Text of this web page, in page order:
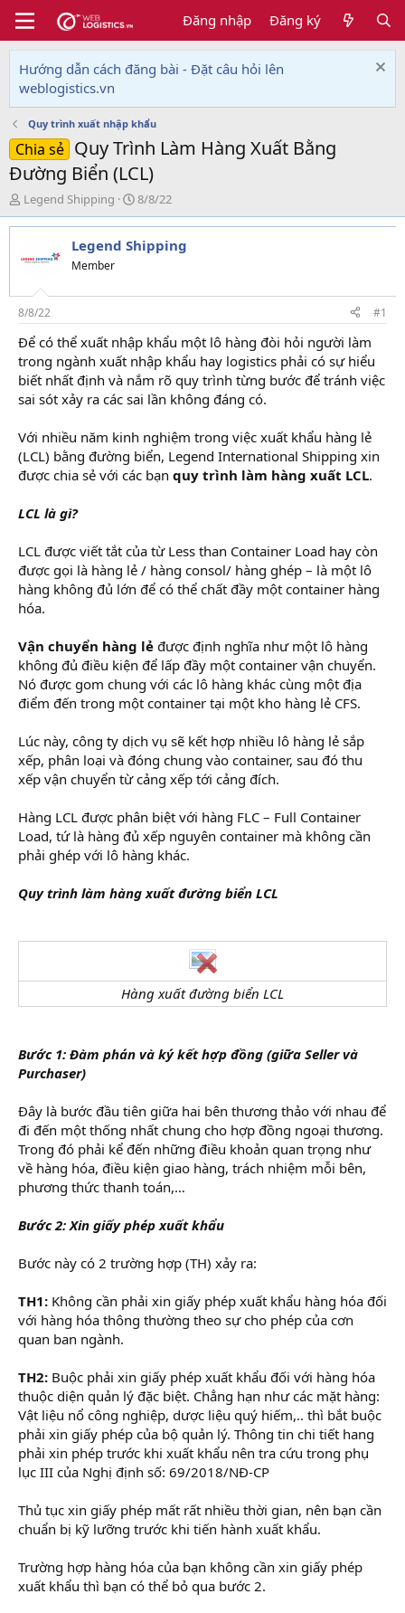
Đăng nhập Đăng ký
Hướng dẫn cách đăng bài - Đặt câu hỏi lên
weblogistics.vn
Quy trình xuất nhập khẩu
Chia sẻ Quy Trình Làm Hàng Xuất Bằng
Đường Biển (LCL)
T
h
r
a
s
t
a
r
t
e
r
Legend Shipping
N
g
à
y
i
8/8/22
Legend Shipping
Member
8/8/22 #1
Để có thể xuất nhập khẩu một lô hàng đòi hỏi người làm
trong ngành xuất nhập khẩu hay logistics phải có sự hiểu
biết nhất định và nắm rõ quy trình từng bước để tránh việc
sai sót xảy ra các sai lần không đáng có.
Với nhiều năm kinh nghiệm trong việc xuất khẩu hàng lẻ
(LCL) bằng đường biển, Legend International Shipping xin
được chia sẻ với các bạn quy trình làm hàng xuất LCL.
LCL là gì?
LCL được viết tắt của từ Less than Container Load hay còn
được gọi là hàng lẻ / hàng consol/ hàng ghép – là một lô
hàng không đủ lớn để có thể chất đầy một container hàng
hóa.
Vận chuyển hàng lẻ được định nghĩa như một lô hàng
không đủ điều kiện để lấp đầy một container vận chuyển.
Nó được gom chung với các lô hàng khác cùng một địa
điểm đến trong một container tại một kho hàng lẻ CFS.
Lúc này, công ty dịch vụ sẽ kết hợp nhiều lô hàng lẻ sắp
xếp, phân loại và đóng chung vào container, sau đó thu
xếp vận chuyển từ cảng xếp tới cảng đích.
Hàng LCL được phân biệt với hàng FLC – Full Container
Load, tứ là hàng đủ xếp nguyên container mà không cần
phải ghép với lô hàng khác.
Quy trình làm hàng xuất đường biển LCL
Hàng xuất đường biển LCL
Bước 1: Đàm phán và ký kết hợp đồng (giữa Seller và
Purchaser)
Đây là bước đầu tiên giữa hai bên thương thảo với nhau để
đi đến một thống nhất chung cho hợp đồng ngoại thương.
Trong đó phải kể đến những điều khoản quan trọng như
về hàng hóa, điều kiện giao hàng, trách nhiệm mỗi bên,
phương thức thanh toán,…
Bước 2: Xin giấy phép xuất khẩu
Bước này có 2 trường hợp (TH) xảy ra:
TH1: Không cần phải xin giấy phép xuất khẩu hàng hóa đối
với hàng hóa thông thường theo sự cho phép của cơn
quan ban ngành.
TH2: Buộc phải xin giấy phép xuất khẩu đối với hàng hóa
thuộc diện quản lý đặc biệt. Chẳng hạn như các mặt hàng:
Vật liệu nổ công nghiệp, dược liệu quý hiếm,.. thì bắt buộc
phải xin giấy phép của bộ quản lý. Thông tin chi tiết hang
phải xin phép trước khi xuất khẩu nên tra cứu trong phụ
lục III của Nghị định số: 69/2018/NĐ-CP
Thủ tục xin giấy phép mất rất nhiều thời gian, nên bạn cần
chuẩn bị kỹ lưỡng trước khi tiến hành xuất khẩu.
Trường hợp hàng hóa của bạn không cần xin giấy phép
xuất khẩu thì bạn có thể bỏ qua bước 2.